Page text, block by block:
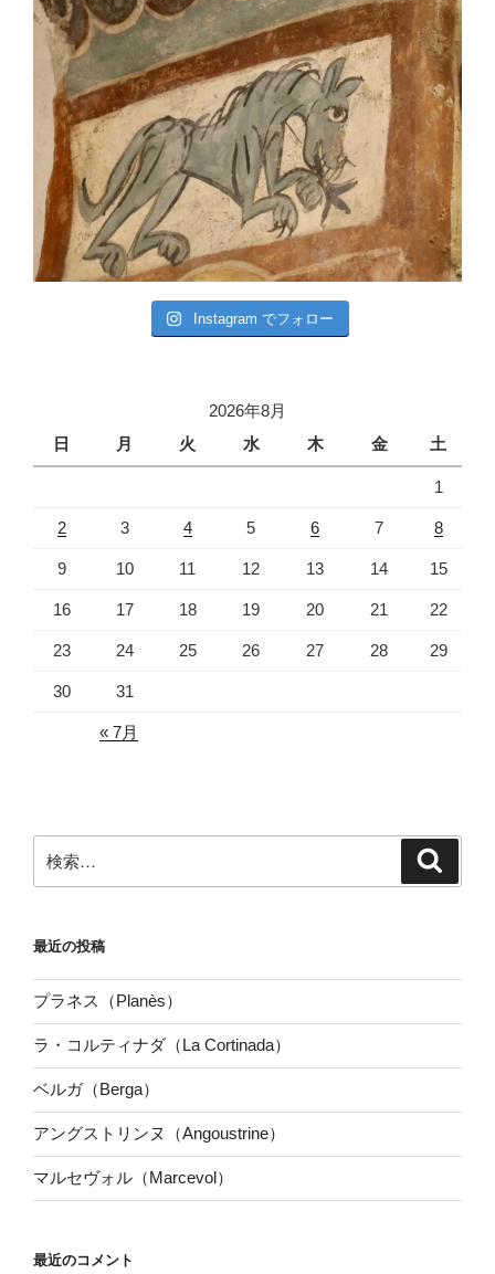
Instagram でフォロー
2026年8月
日
月 火 水 木 金 土
1
2 3 4 5 6 7 8
9 10 11 12 13 14 15
16 17 18 19 20 21 22
23 24 25 26 27 28 29
30 31
« 7月
索:
最近の投稿
プラネス（Planès）
ラ・コルティナダ（La Cortinada）
ベルガ（Berga）
アングストリンヌ（Angoustrine）
マルセヴォル（Marcevol）
最近のコメント